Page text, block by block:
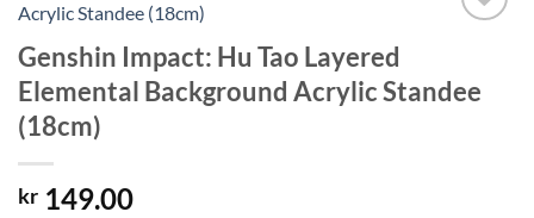
Genshin Impact: Hu Tao Layered
Elemental Background Acrylic Standee
(18cm)
kr 149.00